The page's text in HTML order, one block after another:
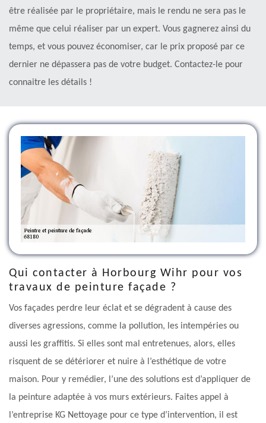
être réalisée par le propriétaire, mais le rendu ne sera pas le
même que celui réaliser par un expert. Vous gagnerez ainsi du
temps, et vous pouvez économiser, car le prix proposé par ce
dernier ne dépassera pas de votre budget. Contactez-le pour
connaitre les détails !
Qui contacter à Horbourg Wihr pour vos
travaux de peinture façade ?
Vos façades perdre leur éclat et se dégradent à cause des
diverses agressions, comme la pollution, les intempéries ou
aussi les graffitis. Si elles sont mal entretenues, alors, elles
risquent de se détériorer et nuire à l’esthétique de votre
maison. Pour y remédier, l’une des solutions est d’appliquer de
la peinture adaptée à vos murs extérieurs. Faites appel à
l’entreprise KG Nettoyage pour ce type d’intervention, il est